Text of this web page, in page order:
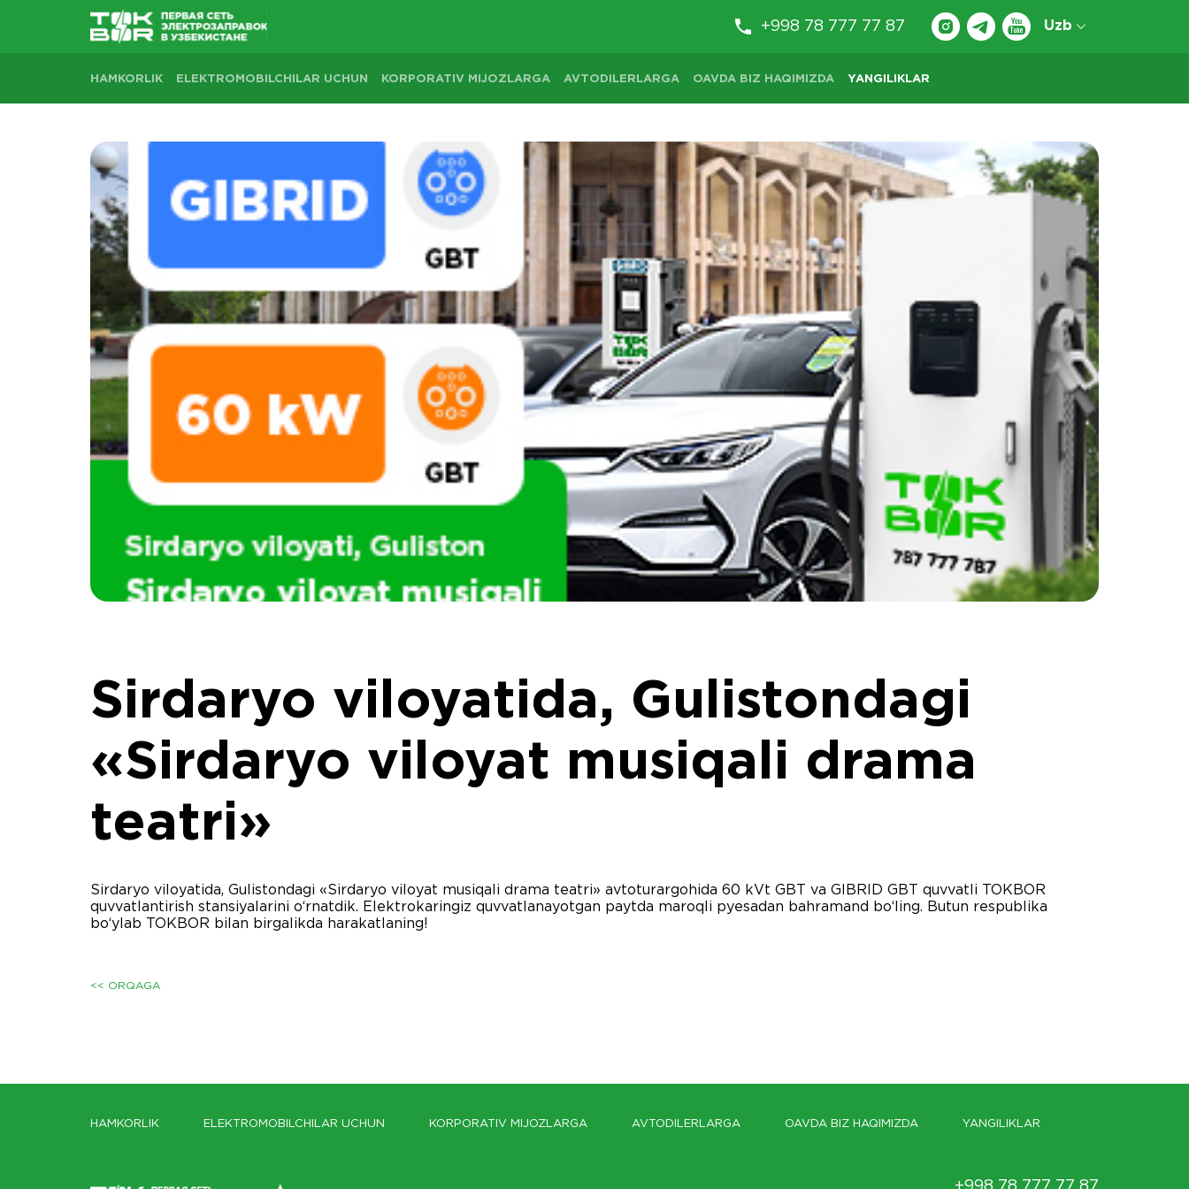
+998 78 777 77 87 Uzb
HAMKORLIK ELEKTROMOBILCHILAR UCHUN KORPORATIV MIJOZLARGA AVTODILERLARGA OAVDA BIZ HAQIMIZDA YANGILIKLAR
Sirdaryo viloyatida, Gulistondagi
«Sirdaryo viloyat musiqali drama
teatri»
Sirdaryo viloyatida, Gulistondagi «Sirdaryo viloyat musiqali drama teatri» avtoturargohida 60 kVt GBT va GIBRID GBT quvvatli TOKBOR
quvvatlantirish stansiyalarini o‘rnatdik. Elektrokaringiz quvvatlanayotgan paytda maroqli pyesadan bahramand bo‘ling. Butun respublika
bo‘ylab TOKBOR bilan birgalikda harakatlaning!
<< ORQAGA
HAMKORLIK ELEKTROMOBILCHILAR UCHUN KORPORATIV MIJOZLARGA AVTODILERLARGA OAVDA BIZ HAQIMIZDA YANGILIKLAR